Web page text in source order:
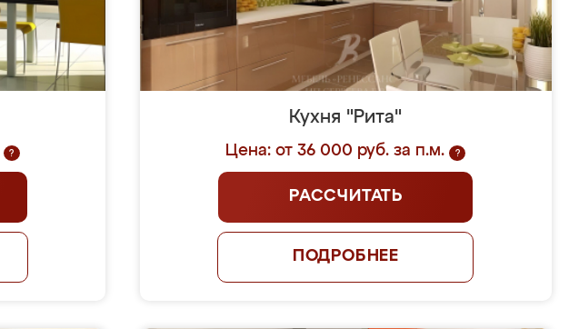
?
Кухня "Рита"
Цена: от 36 000 руб. за п.м. ?
РАССЧИТАТЬ
ПОДРОБНЕЕ